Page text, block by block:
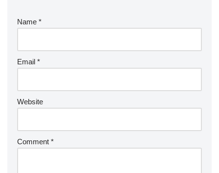
Name *
Email *
Website
Comment *